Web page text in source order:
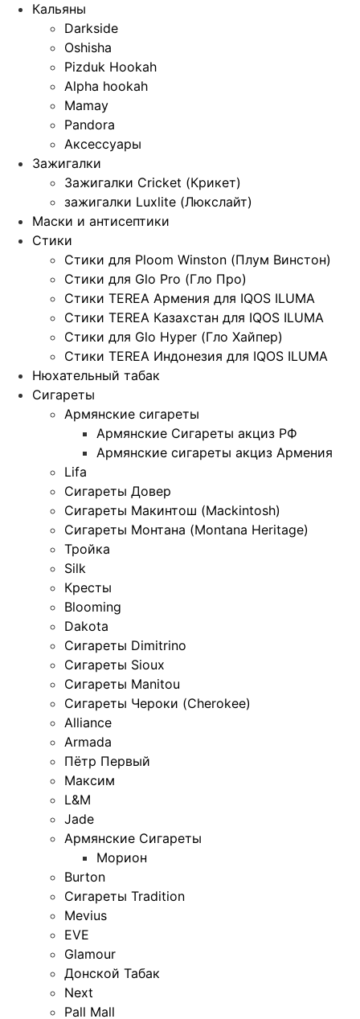
Кальяны
Darkside
Oshisha
Pizduk Hookah
Alpha hookah
Mamay
Pandora
Аксессуары
Зажигалки
Зажигалки Cricket (Крикет)
зажигалки Luxlite (Люкслайт)
Маски и антисептики
Стики
Стики для Ploom Winston (Плум Винстон)
Стики для Glo Pro (Гло Про)
Стики TEREA Армения для IQOS ILUMA
Стики TEREA Казахстан для IQOS ILUMA
Стики для Glo Hyper (Гло Хайпер)
Стики TEREA Индонезия для IQOS ILUMA
Нюхательный табак
Сигареты
Армянские сигареты
Армянские Сигареты акциз РФ
Армянские сигареты акциз Армения
Lifa
Сигареты Довер
Сигареты Макинтош (Mackintosh)
Сигареты Монтана (Montana Heritage)
Тройка
Silk
Кресты
Blooming
Dakota
Сигареты Dimitrino
Сигареты Sioux
Сигареты Manitou
Сигареты Чероки (Cherokee)
Alliance
Armada
Пётр Первый
Максим
L&M
Jade
Армянские Сигареты
Морион
Burton
Сигареты Tradition
Mevius
EVE
Glamour
Донской Табак
Next
Pall Mall